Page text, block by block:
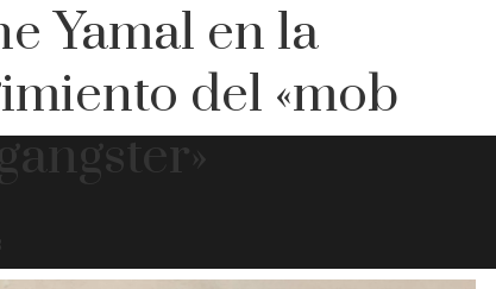
Yamal en la
del «mob